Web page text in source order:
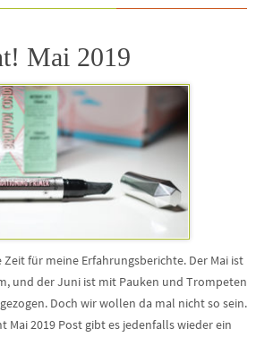
Mai 2019
für meine Erfahrungsberichte. Der Mai ist
und der Juni ist mit Pauken und Trompeten
Doch wir wollen da mal nicht so sein.
Mai 2019 Post gibt es jedenfalls wieder ein